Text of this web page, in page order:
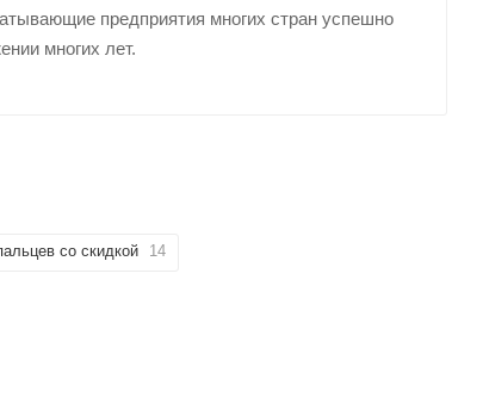
предприятия многих стран успешно
многих лет.
со скидкой 14